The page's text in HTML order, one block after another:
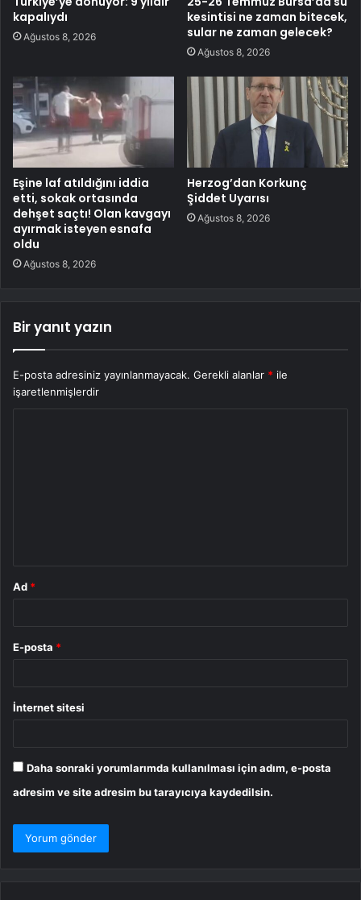
kapalıydı
Ağustos 8, 2026
kesintisi ne zaman bitecek,
sular ne zaman gelecek?
Ağustos 8, 2026
Eşine laf atıldığını iddia
etti, sokak ortasında
dehşet saçtı! Olan kavgayı
ayırmak isteyen esnafa
oldu
Ağustos 8, 2026
Herzog’dan Korkunç
Şiddet Uyarısı
Ağustos 8, 2026
Bir yanıt yazın
E-posta adresiniz yayınlanmayacak. Gerekli alanlar * ile
işaretlenmişlerdir
Ad *
E-posta *
İnternet sitesi
Daha sonraki yorumlarımda kullanılması için adım, e-posta
adresim ve site adresim bu tarayıcıya kaydedilsin.